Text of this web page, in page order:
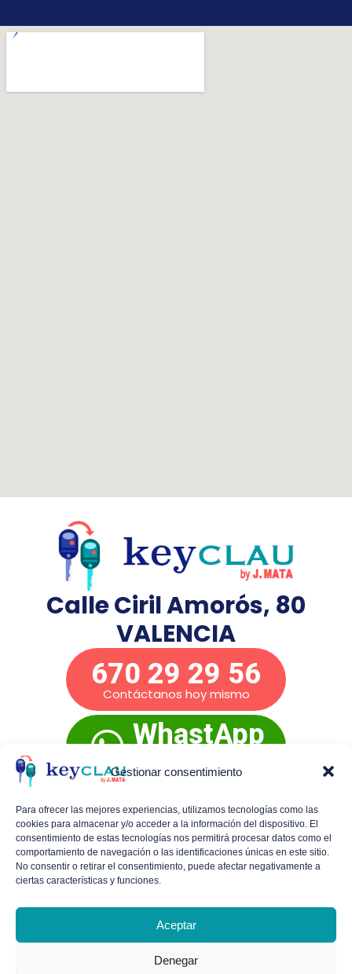
Gestionar consentimiento
Para ofrecer las mejores experiencias, utilizamos tecnologías como las
cookies para almacenar y/o acceder a la información del dispositivo. El
consentimiento de estas tecnologías nos permitirá procesar datos como el
comportamiento de navegación o las identificaciones únicas en este sitio.
No consentir o retirar el consentimiento, puede afectar negativamente a
ciertas características y funciones.
Aceptar
Denegar
Calle Ciril Amorós, 80
VALENCIA
670 29 29 56
Contáctanos hoy mismo
WhastApp
inmediato
Mañanas de lunes a viernes:De 9:00 a 14:00
Tardes de lunes a jueves:De 16:30 a 19:30
previa.